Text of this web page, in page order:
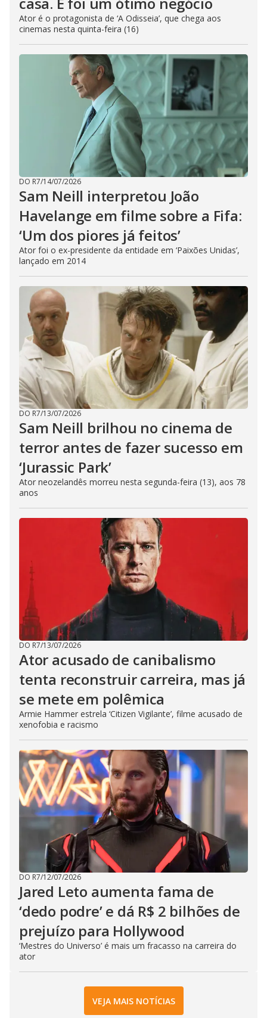
Ator é o protagonista de ‘A Odisseia’, que chega aos
cinemas nesta quinta-feira (16)
DO R7/14/07/2026
Sam Neill interpretou João
Havelange em filme sobre a Fifa:
‘Um dos piores já feitos’
Ator foi o ex-presidente da entidade em ‘Paixões Unidas’,
lançado em 2014
DO R7/13/07/2026
Sam Neill brilhou no cinema de
terror antes de fazer sucesso em
‘Jurassic Park’
Ator neozelandês morreu nesta segunda-feira (13), aos 78
anos
DO R7/13/07/2026
Ator acusado de canibalismo
tenta reconstruir carreira, mas já
se mete em polêmica
Armie Hammer estrela ‘Citizen Vigilante’, filme acusado de
xenofobia e racismo
DO R7/12/07/2026
Jared Leto aumenta fama de
‘dedo podre’ e dá R$ 2 bilhões de
prejuízo para Hollywood
‘Mestres do Universo’ é mais um fracasso na carreira do
ator
VEJA MAIS NOTÍCIAS